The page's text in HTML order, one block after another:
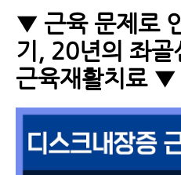
▼ 근육 문제로
기, 20년의 좌골
근육재활치료 ▼